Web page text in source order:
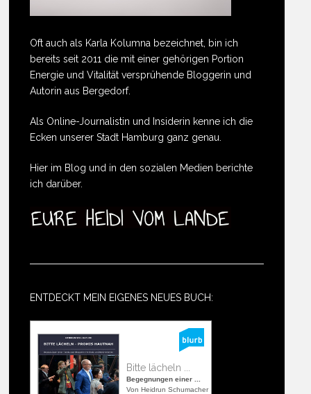
Oft auch als Karla Kolumna bezeichnet, bin ich
bereits seit 2011 die mit einer gehörigen Portion
Energie und Vitalität versprühende Bloggerin und
Autorin aus Bergedorf.
Als Online-Journalistin und Insiderin kenne ich die
Ecken unserer Stadt Hamburg ganz genau.
Hier im Blog und in den sozialen Medien berichte
ich darüber.
ENTDECKT MEIN EIGENES NEUES BUCH:
Bitte lächeln ...
Begegnungen einer ...
Von Heidrun Schumacher